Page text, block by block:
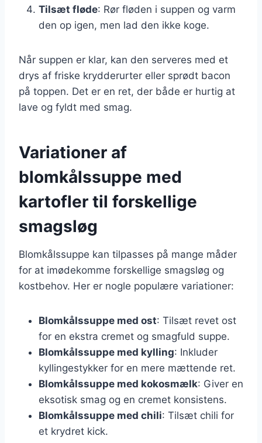
Tilsæt fløde: Rør fløden i suppen og varm
den op igen, men lad den ikke koge.
Når suppen er klar, kan den serveres med et
drys af friske krydderurter eller sprødt bacon
på toppen. Det er en ret, der både er hurtig at
lave og fyldt med smag.
Variationer af
blomkålssuppe med
kartofler til forskellige
smagsløg
Blomkålssuppe kan tilpasses på mange måder
for at imødekomme forskellige smagsløg og
kostbehov. Her er nogle populære variationer:
Blomkålssuppe med ost: Tilsæt revet ost
for en ekstra cremet og smagfuld suppe.
Blomkålssuppe med kylling: Inkluder
kyllingestykker for en mere mættende ret.
Blomkålssuppe med kokosmælk: Giver en
eksotisk smag og en cremet konsistens.
Blomkålssuppe med chili: Tilsæt chili for
et krydret kick.